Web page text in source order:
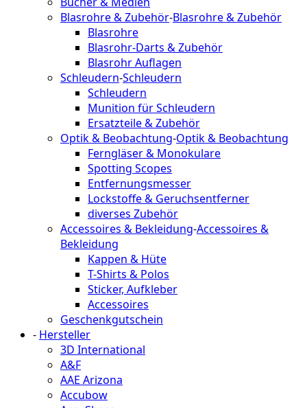
Blasrohre & Zubehör-Blasrohre & Zubehör
Blasrohre
Blasrohr-Darts & Zubehör
Blasrohr Auflagen
Schleudern-Schleudern
Schleudern
Munition für Schleudern
Ersatzteile & Zubehör
Optik & Beobachtung-Optik & Beobachtung
Ferngläser & Monokulare
Spotting Scopes
Entfernungsmesser
Lockstoffe & Geruchsentferner
diverses Zubehör
Accessoires & Bekleidung-Accessoires &
Bekleidung
Kappen & Hüte
T-Shirts & Polos
Sticker, Aufkleber
Accessoires
Geschenkgutschein
- Hersteller
3D International
A&F
AAE Arizona
Accubow